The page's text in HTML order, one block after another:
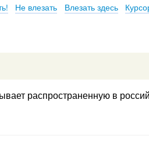
Не влезать Влезать здесь
распространенную в